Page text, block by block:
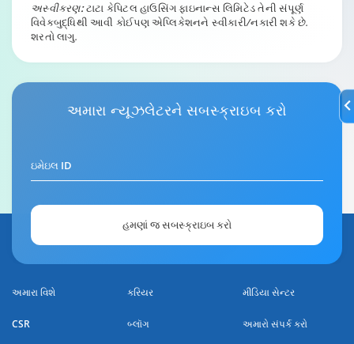
અસ્વીકરણ:ટાટા કેપિટલ હાઉસિંગ ફાઇનાન્સ લિમિટેડ તેની સંપૂર્ણ
વિવેકબુદ્ધિથી આવી કોઈપણ એપ્લિકેશનને સ્વીકારી/નકારી શકે છે.
શરતો લાગુ.
અમારા ન્યૂઝલેટરને સબસ્ક્રાઇબ કરો
ઇમેઇલ ID
હમણાં જ સબસ્ક્રાઇબ કરો
અમારા વિશે કરિયર મીડિયા સેન્ટર
CSR બ્લૉગ અમારો સંપર્ક કરો